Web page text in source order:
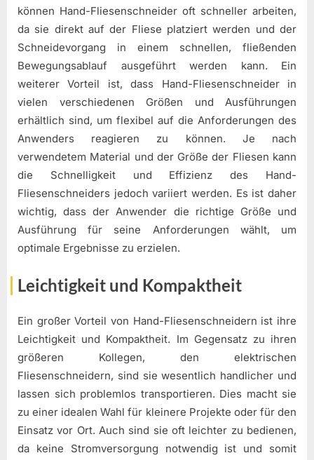
können Hand-Fliesenschneider oft schneller arbeiten,
da sie direkt auf der Fliese platziert werden und der
Schneidevorgang in einem schnellen, fließenden
Bewegungsablauf ausgeführt werden kann. Ein
weiterer Vorteil ist, dass Hand-Fliesenschneider in
vielen verschiedenen Größen und Ausführungen
erhältlich sind, um flexibel auf die Anforderungen des
Anwenders reagieren zu können. Je nach
verwendetem Material und der Größe der Fliesen kann
die Schnelligkeit und Effizienz des Hand-
Fliesenschneiders jedoch variiert werden. Es ist daher
wichtig, dass der Anwender die richtige Größe und
Ausführung für seine Anforderungen wählt, um
optimale Ergebnisse zu erzielen.
Leichtigkeit und Kompaktheit
Ein großer Vorteil von Hand-Fliesenschneidern ist ihre
Leichtigkeit und Kompaktheit. Im Gegensatz zu ihren
größeren Kollegen, den elektrischen
Fliesenschneidern, sind sie wesentlich handlicher und
lassen sich problemlos transportieren. Dies macht sie
zu einer idealen Wahl für kleinere Projekte oder für den
Einsatz vor Ort. Auch sind sie oft leichter zu bedienen,
da keine Stromversorgung notwendig ist und somit